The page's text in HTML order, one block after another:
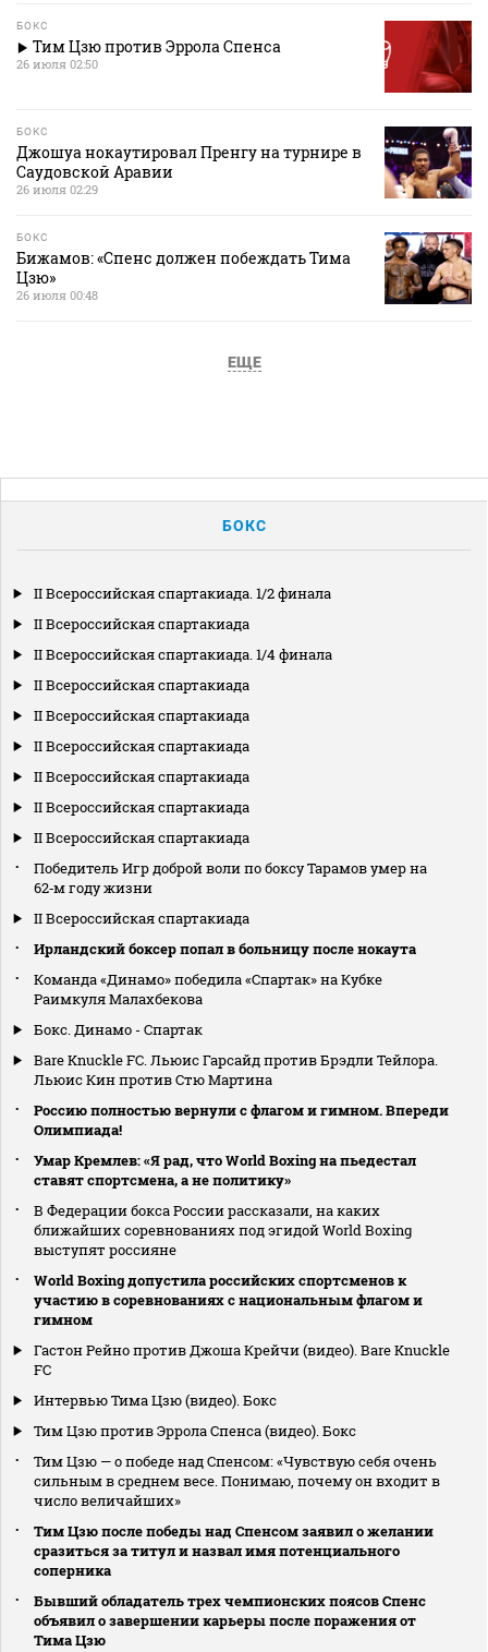
БОКС
Тим Цзю против Эррола Спенса
26 июля 02:50
БОКС
Джошуа нокаутировал Пренгу на турнире в
Саудовской Аравии
26 июля 02:29
БОКС
Бижамов: «Спенс должен побеждать Тима
Цзю»
26 июля 00:48
ЕЩЕ
БОКС
II Всероссийская спартакиада. 1/2 финала
II Всероссийская спартакиада
II Всероссийская спартакиада. 1/4 финала
II Всероссийская спартакиада
II Всероссийская спартакиада
II Всероссийская спартакиада
II Всероссийская спартакиада
II Всероссийская спартакиада
II Всероссийская спартакиада
Победитель Игр доброй воли по боксу Тарамов умер на
62‑м году жизни
II Всероссийская спартакиада
Ирландский боксер попал в больницу после нокаута
Команда «Динамо» победила «Спартак» на Кубке
Раимкуля Малахбекова
Бокс. Динамо - Спартак
Bare Knuckle FC. Льюис Гарсайд против Брэдли Тейлора.
Льюис Кин против Стю Мартина
Россию полностью вернули с флагом и гимном. Впереди
Олимпиада!
Умар Кремлев: «Я рад, что World Boxing на пьедестал
ставят спортсмена, а не политику»
В Федерации бокса России рассказали, на каких
ближайших соревнованиях под эгидой World Boxing
выступят россияне
World Boxing допустила российских спортсменов к
участию в соревнованиях с национальным флагом и
гимном
Гастон Рейно против Джоша Крейчи (видео). Bare Knuckle
FC
Интервью Тима Цзю (видео). Бокс
Тим Цзю против Эррола Спенса (видео). Бокс
Тим Цзю — о победе над Спенсом: «Чувствую себя очень
сильным в среднем весе. Понимаю, почему он входит в
число величайших»
Тим Цзю после победы над Спенсом заявил о желании
сразиться за титул и назвал имя потенциального
соперника
Бывший обладатель трех чемпионских поясов Спенс
объявил о завершении карьеры после поражения от
Тима Цзю